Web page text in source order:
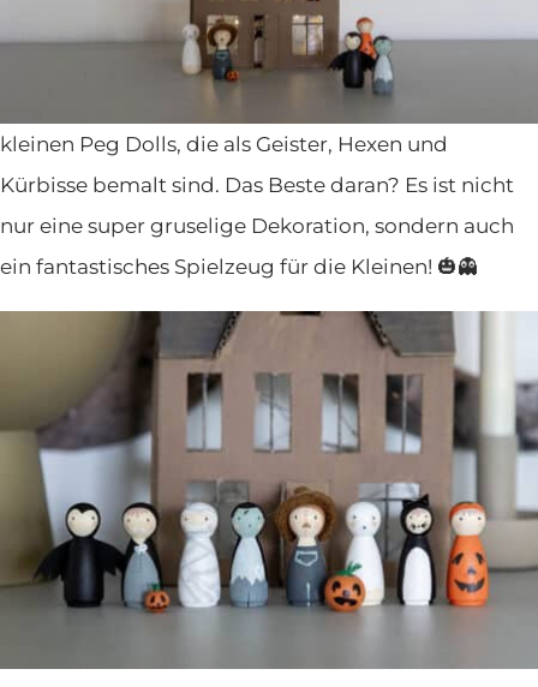
Für Halloween hatte ich dieses Jahr eine ganz
Idee zum Basteln: ein DIY-Halloween-
aus einem alten Karton, liebevoll dekoriert mit
kleinen Peg Dolls, die als Geister, Hexen und
Kürbisse bemalt sind. Das Beste daran? Es ist nicht
nur eine super gruselige Dekoration, sondern auch
ein fantastisches Spielzeug für die Kleinen! 🎃👻